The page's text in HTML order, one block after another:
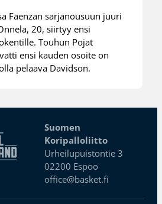
Faenzan sarjanousuun juuri
20, siirtyy ensi
Touhun Pojat
ensi kauden osoite on
pelaava Davidson.
Suomen
Koripalloliitto
Urheilupuistontie 3
02200 Espoo
office@basket.fi